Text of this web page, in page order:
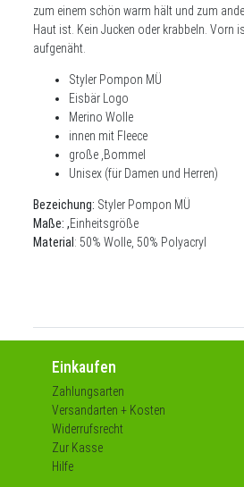
zum einem schön warm hält und zum
Haut ist. Kein Jucken oder krabbeln. Vorn
aufgenäht.
Styler Pompon MÜ
Eisbär Logo
Merino Wolle
innen mit Fleece
große ,Bommel
Unisex (für Damen und Herren)
Bezeichung: Styler Pompon MÜ
Maße: ,Einheitsgröße
Material :50% Wolle, 50% Polyacryl
Einkaufen
Zahlungsarten
Versandarten + Kosten
Widerrufsrecht
Zur Kasse
Hilfe